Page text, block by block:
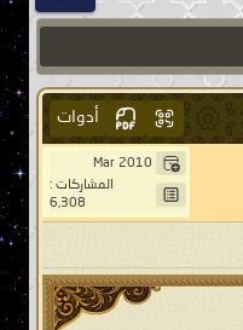
أدوات
Mar 2010
المشاركات :
6,308